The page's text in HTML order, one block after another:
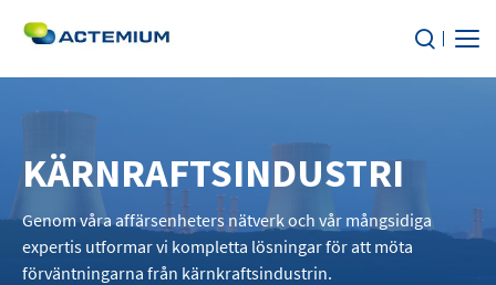
Om oss
TJÄNSTER
MARKNADSSEGMENT
efter:
KÄRNRAFTSINDUSTRI
Genom våra affärsenheters nätverk och vår mångsidiga
expertis utformar vi kompletta lösningar för att möta
förväntningarna från kärnkraftsindustrin.